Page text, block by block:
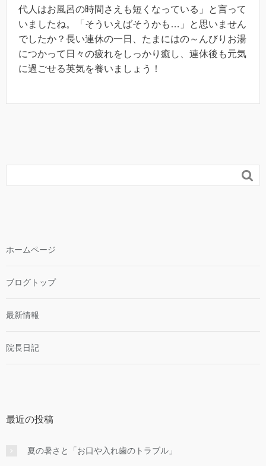
代人はお風呂の時間さえも短くなっている」と言って
いましたね。「そういえばそうかも…」と思いません
でしたか？長い連休の一日、たまにはの～んびりお湯
につかって日々の疲れをしっかり癒し、連休後も元気
に過ごせる英気を養いましょう！

ホームページ
ブログトップ
最新情報
院長日記
最近の投稿
夏の暑さと「お口や入れ歯のトラブル」